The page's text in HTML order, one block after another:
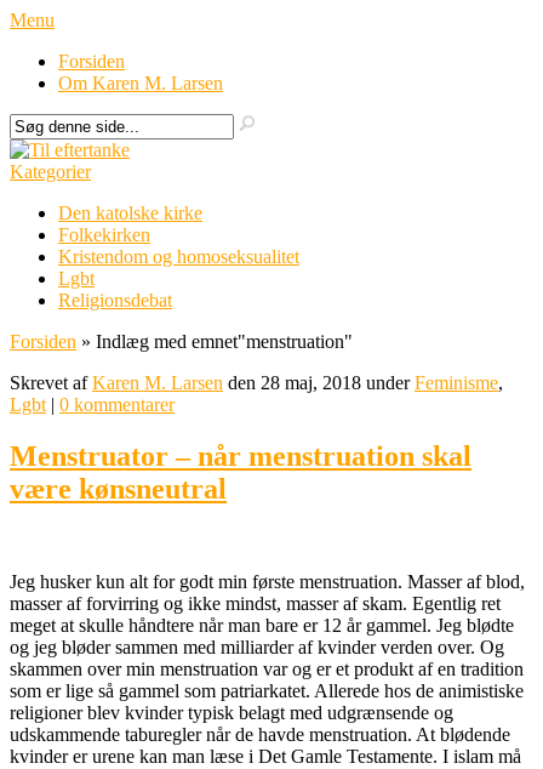
Menu
Forsiden
Om Karen M. Larsen
Kategorier
Den katolske kirke
Folkekirken
Kristendom og homoseksualitet
Lgbt
Religionsdebat
Forsiden » Indlæg med emnet"menstruation"
Skrevet afKaren M. Larsen den 28 maj, 2018 underFeminisme,
Lgbt | 0 kommentarer
Menstruator – når menstruation skal
være kønsneutral
Jeg husker kun alt for godt min første menstruation. Masser af blod,
masser af forvirring og ikke mindst, masser af skam. Egentlig ret
meget at skulle håndtere når man bare er 12 år gammel. Jeg blødte
og jeg bløder sammen med milliarder af kvinder verden over. Og
skammen over min menstruation var og er et produkt af en tradition
som er lige så gammel som patriarkatet. Allerede hos de animistiske
religioner blev kvinder typisk belagt med udgrænsende og
udskammende taburegler når de havde menstruation. At blødende
kvinder er urene kan man læse i Det Gamle Testamente. I islam må